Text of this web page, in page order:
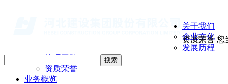
关于我们
企业文化
发展历程
管理团队
资质荣誉
业务概览
资质荣誉 您
搜索